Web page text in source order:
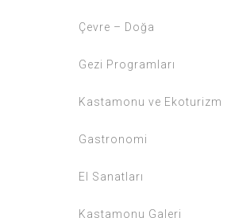
Çevre – Doğa
Gezi Programları
Kastamonu ve Ekoturizm
Gastronomi
El Sanatları
Kastamonu Galeri